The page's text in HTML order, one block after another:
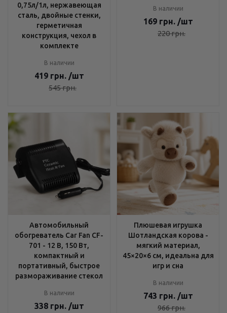
0,75л/1л, нержавеющая
сталь, двойные стенки,
герметичная
конструкция, чехол в
комплекте
В наличии
419 грн. /шт
545грн.
В наличии
169 грн. /шт
220грн.
Автомобильный
обогреватель Car Fan CF-
701 - 12 В, 150 Вт,
компактный и
портативный, быстрое
размораживание стекол
В наличии
338 грн. /шт
Плюшевая игрушка
Шотландская корова -
мягкий материал,
45×20×6 см, идеальна для
игр и сна
В наличии
743 грн. /шт
966грн.